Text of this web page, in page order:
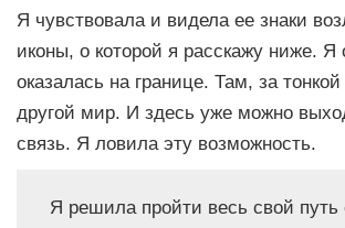
Я чувствовала и видела ее знаки
иконы, о которой я расскажу ниже.
оказалась на границе. Там, за
другой мир. И здесь уже можно
связь. Я ловила эту возможность.
Я решила пройти весь свой путь